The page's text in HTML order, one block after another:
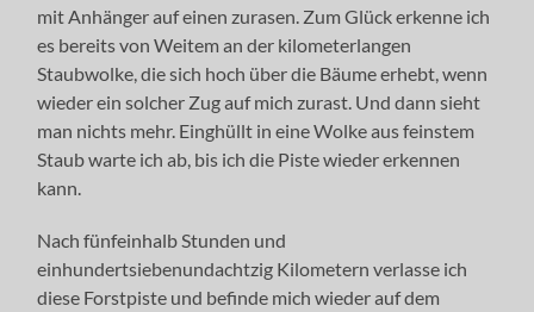
mit Anhänger auf einen zurasen. Zum Glück erkenne ich
es bereits von Weitem an der kilometerlangen
Staubwolke, die sich hoch über die Bäume erhebt, wenn
wieder ein solcher Zug auf mich zurast. Und dann sieht
man nichts mehr. Einghüllt in eine Wolke aus feinstem
Staub warte ich ab, bis ich die Piste wieder erkennen
kann.
Nach fünfeinhalb Stunden und
einhundertsiebenundachtzig Kilometern verlasse ich
diese Forstpiste und befinde mich wieder auf dem